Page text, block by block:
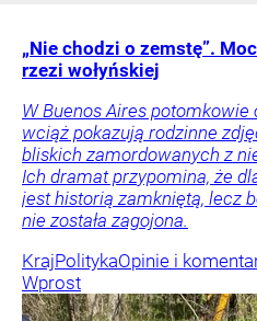
„Nie chodzi o zemstę”.
rzezi wołyńskiej
W Buenos Aires potomkowie
wciąż pokazują rodzinne
bliskich zamordowanych z
Ich dramat przypomina, że
jest historią zamkniętą, lecz
nie została zagojona.
KrajPolitykaOpinie i
Wprost